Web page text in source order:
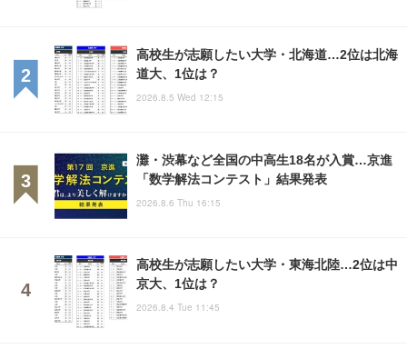
高校生が志願したい大学・北海道…2位は北海
道大、1位は？
2026.8.5 Wed 12:15
灘・渋幕など全国の中高生18名が入賞…京進
「数学解法コンテスト」結果発表
2026.8.6 Thu 16:15
高校生が志願したい大学・東海北陸…2位は中
京大、1位は？
2026.8.4 Tue 11:45